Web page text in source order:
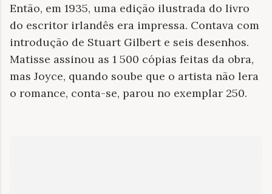
Então, em 1935, uma edição ilustrada do livro
do escritor irlandês era impressa. Contava com
introdução de Stuart Gilbert e seis desenhos.
Matisse assinou as 1 500 cópias feitas da obra,
mas Joyce, quando soube que o artista não lera
o romance, conta-se, parou no exemplar 250.